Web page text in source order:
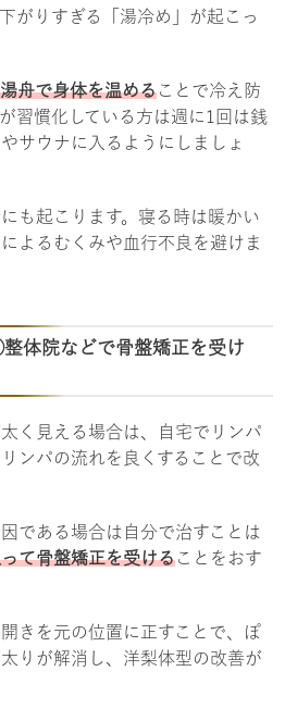
がりすぎる「湯冷め」が起こっ
舟で身体を温めることで冷え防
習慣化している方は週に1回は銭
サウナに入るようにしましょ
も起こります。寝る時は暖かい
よるむくみや血行不良を避けま
体院などで骨盤矯正を受け
く見える場合は、自宅でリンパ
ンパの流れを良くすることで改
である場合は自分で治すことは
て骨盤矯正を受けることをおす
きを元の位置に正すことで、ぽ
りが解消し、洋梨体型の改善が